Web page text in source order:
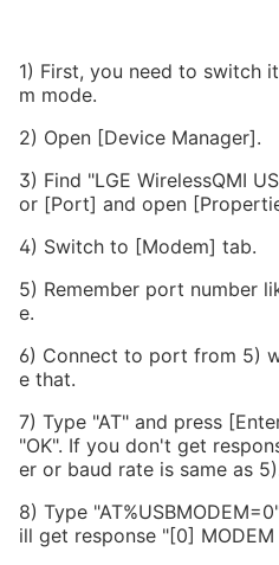
1) First, you need to switch
m mode.
2) Open [Device Manager].
3) Find "LGE WirelessQMI
or [Port] and open
4) Switch to [Modem] tab.
5) Remember port number
e.
6) Connect to port from 5)
e that.
7) Type "AT" and press
"OK". If you don't get
er or baud rate is same as
8) Type
ill get response "[0] MODEM